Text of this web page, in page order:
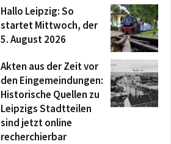
Hallo Leipzig: So
startet Mittwoch, der
5. August 2026
Akten aus der Zeit vor
den Eingemeindungen:
Historische Quellen zu
Leipzigs Stadtteilen
sind jetzt online
recherchierbar